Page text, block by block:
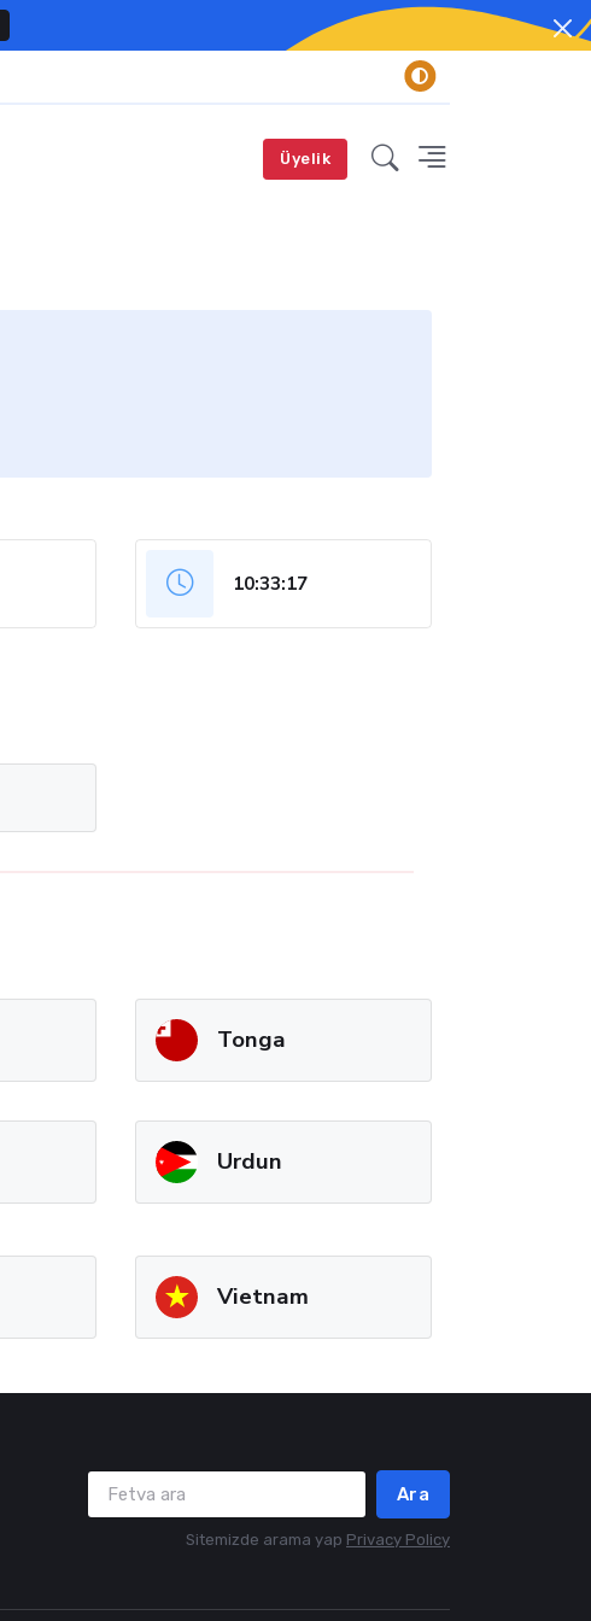
Üyelik
10:33:17
Tonga
Urdun
Vietnam
Ara
Sitemizde arama yap Privacy Policy